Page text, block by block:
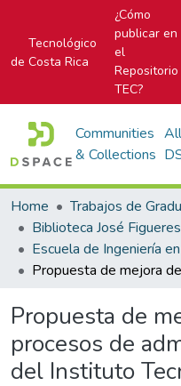
Tecnológico
de Costa Rica
¿Cómo
publicar en
el
Repositorio
TEC?
Communities
& Collections
Home
Trabajos de
Propuesta de
procesos de
del Instituto